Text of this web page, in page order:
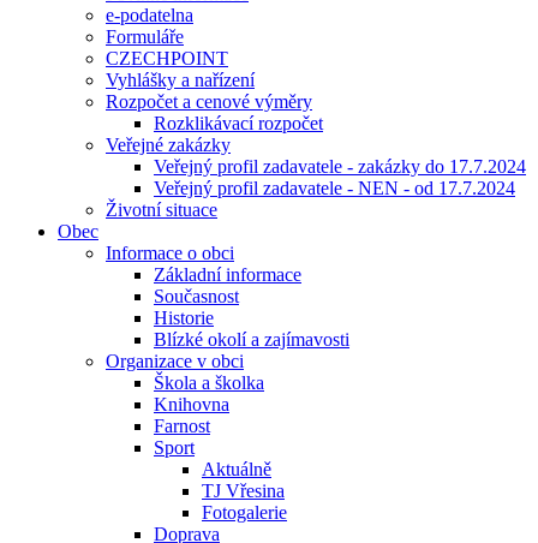
e-podatelna
Formuláře
CZECHPOINT
Vyhlášky a nařízení
Rozpočet a cenové výměry
Rozklikávací rozpočet
Veřejné zakázky
Veřejný profil zadavatele - zakázky do 17.7.2024
Veřejný profil zadavatele - NEN - od 17.7.2024
Životní situace
Obec
Informace o obci
Základní informace
Současnost
Historie
Blízké okolí a zajímavosti
Organizace v obci
Škola a školka
Knihovna
Farnost
Sport
Aktuálně
TJ Vřesina
Fotogalerie
Doprava